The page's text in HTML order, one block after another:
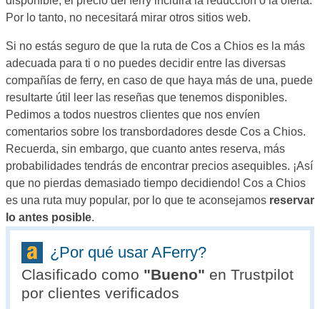
Por lo tanto, no necesitará mirar otros sitios web.
Si no estás seguro de que la ruta de Cos a Chios es la más
adecuada para ti o no puedes decidir entre las diversas
compañías de ferry, en caso de que haya más de una, puede
resultarte útil leer las reseñas que tenemos disponibles.
Pedimos a todos nuestros clientes que nos envíen
comentarios sobre los transbordadores desde Cos a Chios.
Recuerda, sin embargo, que cuanto antes reserva, más
probabilidades tendrás de encontrar precios asequibles. ¡Así
que no pierdas demasiado tiempo decidiendo! Cos a Chios
es una ruta muy popular, por lo que te aconsejamos reservar
lo antes posible.
¿Por qué usar AFerry?
Clasificado como "Bueno" en Trustpilot
por clientes verificados